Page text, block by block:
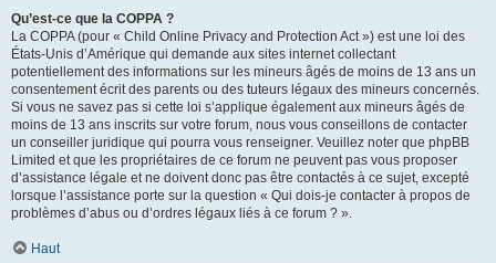
Qu’est-ce que la COPPA ?
La COPPA (pour « Child Online Privacy and Protection Act ») est une loi des
États-Unis d’Amérique qui demande aux sites internet collectant
potentiellement des informations sur les mineurs âgés de moins de 13 ans un
consentement écrit des parents ou des tuteurs légaux des mineurs concernés.
Si vous ne savez pas si cette loi s’applique également aux mineurs âgés de
moins de 13 ans inscrits sur votre forum, nous vous conseillons de contacter
un conseiller juridique qui pourra vous renseigner. Veuillez noter que phpBB
Limited et que les propriétaires de ce forum ne peuvent pas vous proposer
d’assistance légale et ne doivent donc pas être contactés à ce sujet, excepté
lorsque l’assistance porte sur la question « Qui dois-je contacter à propos de
problèmes d’abus ou d’ordres légaux liés à ce forum ? ».
Haut